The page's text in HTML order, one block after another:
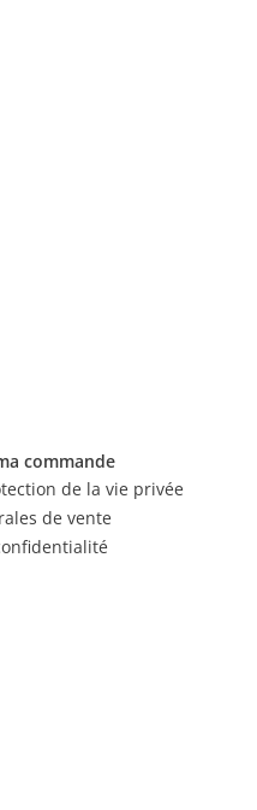
commande
de la vie privée
de vente